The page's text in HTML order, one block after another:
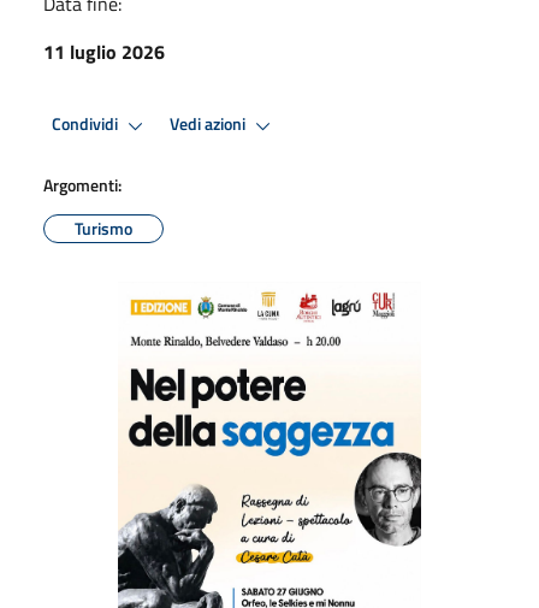
11 luglio 2026
Condividi Vedi azioni
Argomenti:
Turismo